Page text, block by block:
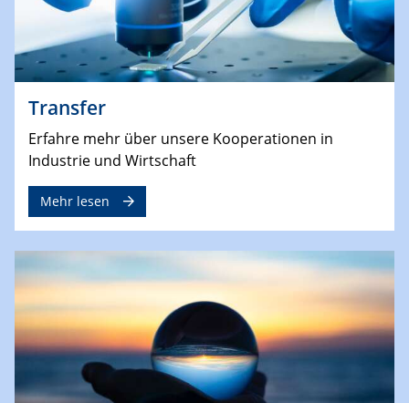
Transfer
Erfahre mehr über unsere Kooperationen in
Industrie und Wirtschaft
Mehr lesen